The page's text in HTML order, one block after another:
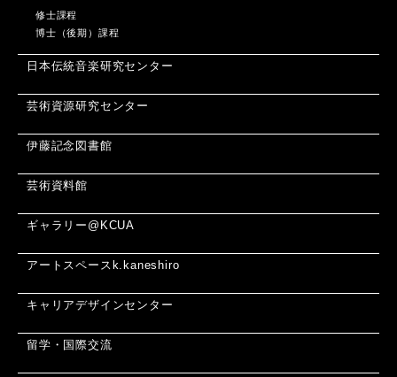
修士課程
博士（後期）課程
日本伝統音楽研究センター
芸術資源研究センター
伊藤記念図書館
芸術資料館
ギャラリー@KCUA
アートスペースk.kaneshiro
キャリアデザインセンター
留学・国際交流